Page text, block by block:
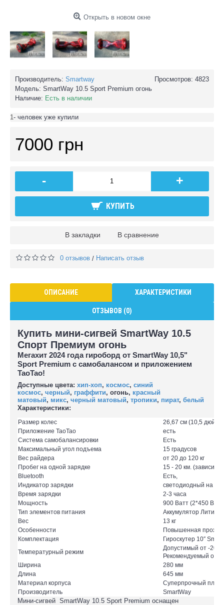
Открыть в новом окне
Просмотров: 4823
Производитель: Smartway
Модель: SmartWay 10.5 Sport Premium огонь
Наличие: Есть в наличии
1- человек уже купили
7000 грн
- +
КУПИТЬ
В закладки В сравнение
0 отзывов / Написать отзыв
ОПИСАНИЕ ХАРАКТЕРИСТИКИ
ОТЗЫВОВ (0)
Купить мини-сигвей SmartWay 10.5
Спорт Премиум огонь
Мегахит 2024 года гироборд от SmartWay 10,5"
Sport Premium с самобалансом и приложением
TaoTao!
Доступные цвета: хип-хоп, космос, синий
космос, черный, граффити, огонь, красный
матовый, микс, черный матовый, тропики, пират, белый
Характеристики:
Размер колес
26,67 см (10,5
Приложение ТаоТао
есть
Система самобалансировки
Есть
Максимальный угол подъема
15 градусов
Вес райдера
от 20 до 120 кг
Пробег на одной зарядке
15 - 20 км. (зависит
Bluetooth
Есть,
Индикатор зарядки
светодиодный на
Время зарядки
2-3 часа
Мощность
900 Ватт (2*450
Тип элементов питания
Аккумулятор Литий
Вес
13 кг
Особенности
Повышенная
Комплектация
Гироскутер 10″
Температурный режим
Допустимый от -20
Рекомендуемый от
Ширина
280 мм
Длина
645 мм
Материал корпуса
Суперпрочный
Производитель
SmartWay
Мини-сигвей SmartWay 10.5 Sport Premium оснащен